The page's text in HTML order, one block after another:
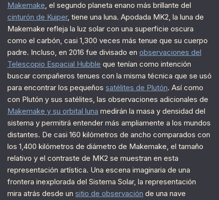
Makemake, el segundo planeta enano más brillante del
cinturón de Kuiper, tiene una luna. Apodada MK2, la luna de
Makemake refleja la luz solar con una superficie oscura
como el carbón, casi 1,300 veces más tenue que su cuerpo
padre. Incluso, en 2016 fue divisado en observaciones del
Telescopio Espacial Hubble que tenían como intención
buscar compañeros tenues con la misma técnica que se usó
para encontrar los pequeños satélites de Plutón. Así como
con Plutón y sus satélites, las observaciones adicionales de
Makemake y su orbital luna medirán la masa y densidad del
sistema y permitirá entender más ampliamente a los mundos
distantes. De casi 160 kilómetros de ancho comparados con
los 1,400 kilómetros de diámetro de Makemake, el tamaño
relativo y el contraste de MK2 se muestran en esta
representación artística. Una escena imaginaria de una
frontera inexplorada del Sistema Solar, la representación
mira atrás desde un sitio de observación de una nave